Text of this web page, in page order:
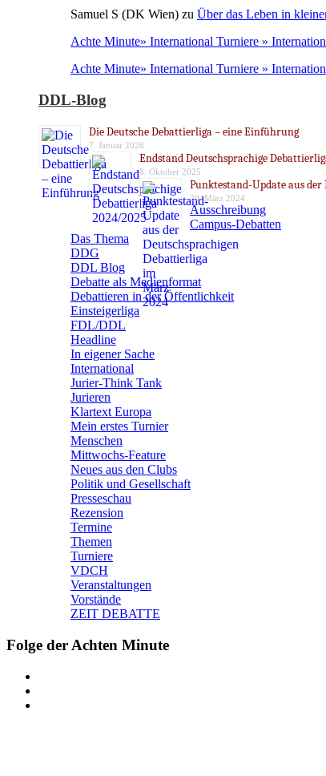
Samuel S (DK Wien) zu Über das Leben in
Achte Minute» International Turniere »
Achte Minute» International Turniere »
DDL-Blog
Die Deutsche Debattierliga – eine Einführung
7. Januar 2026
Endstand Deutschsprachige
8. Oktober 2025
Punktestand-Update aus
20. März 2024
Ausschreibung
Campus-Debatten
Das Thema
DDG
DDL Blog
Debatte als Medienformat
Debattieren in der Öffentlichkeit
Einsteigerliga
FDL/DDL
Headline
In eigener Sache
International
Jurier-Think Tank
Jurieren
Klartext Europa
Mein erstes Turnier
Menschen
Mittwochs-Feature
Neues aus den Clubs
Politik und Gesellschaft
Presseschau
Rezension
Termine
Themen
Turniere
VDCH
Veranstaltungen
Vorstände
ZEIT DEBATTE
Folge der Achten Minute